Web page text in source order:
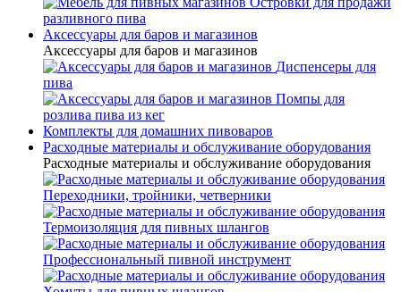
разливного пива
Аксессуары для баров и магазинов
Аксессуары для баров и магазинов
Диспенсеры для
пива
Помпы для
розлива пива из кег
Комплекты для домашних пивоваров
Расходные материалы и обслуживание оборудования
Расходные материалы и обслуживание оборудования
Переходники, тройники, четверники
Термоизоляция для пивных шлангов
Профессиональный пивной инструмент